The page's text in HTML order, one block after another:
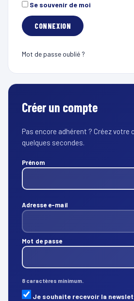
Se souvenir de moi
Mot de passe oublié ?
Créer un compte
Pas encore adhérent ? Créez
quelques secondes.
Prénom
Adresse e-mail
Mot de passe
8 caractères minimum.
Je souhaite recevoir la